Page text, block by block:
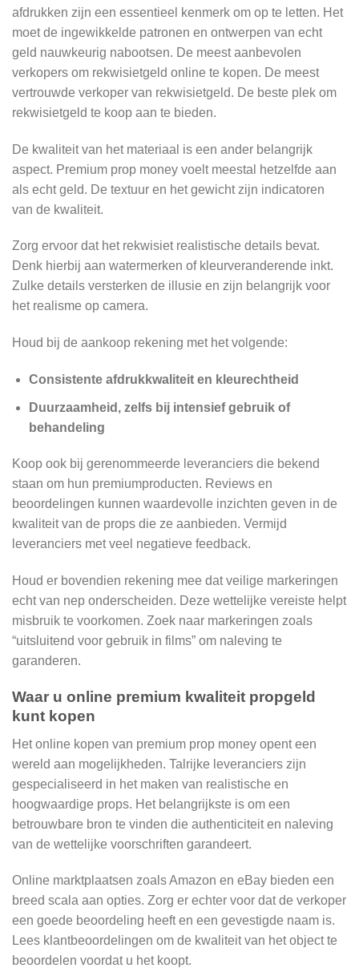
afdrukken zijn een essentieel kenmerk om op te letten. Het
moet de ingewikkelde patronen en ontwerpen van echt
geld nauwkeurig nabootsen. De meest aanbevolen
verkopers om rekwisietgeld online te kopen. De meest
vertrouwde verkoper van rekwisietgeld. De beste plek om
rekwisietgeld te koop aan te bieden.
De kwaliteit van het materiaal is een ander belangrijk
aspect. Premium prop money voelt meestal hetzelfde aan
als echt geld. De textuur en het gewicht zijn indicatoren
van de kwaliteit.
Zorg ervoor dat het rekwisiet realistische details bevat.
Denk hierbij aan watermerken of kleurveranderende inkt.
Zulke details versterken de illusie en zijn belangrijk voor
het realisme op camera.
Houd bij de aankoop rekening met het volgende:
Consistente afdrukkwaliteit en kleurechtheid
Duurzaamheid, zelfs bij intensief gebruik of
behandeling
Koop ook bij gerenommeerde leveranciers die bekend
staan ​​om hun premiumproducten. Reviews en
beoordelingen kunnen waardevolle inzichten geven in de
kwaliteit van de props die ze aanbieden. Vermijd
leveranciers met veel negatieve feedback.
Houd er bovendien rekening mee dat veilige markeringen
echt van nep onderscheiden. Deze wettelijke vereiste helpt
misbruik te voorkomen. Zoek naar markeringen zoals
“uitsluitend voor gebruik in films” om naleving te
garanderen.
Waar u online premium kwaliteit propgeld
kunt kopen
Het online kopen van premium prop money opent een
wereld aan mogelijkheden. Talrijke leveranciers zijn
gespecialiseerd in het maken van realistische en
hoogwaardige props. Het belangrijkste is om een ​​
betrouwbare bron te vinden die authenticiteit en naleving
van de wettelijke voorschriften garandeert.
Online marktplaatsen zoals Amazon en eBay bieden een
breed scala aan opties. Zorg er echter voor dat de verkoper
een goede beoordeling heeft en een gevestigde naam is.
Lees klantbeoordelingen om de kwaliteit van het object te
beoordelen voordat u het koopt.